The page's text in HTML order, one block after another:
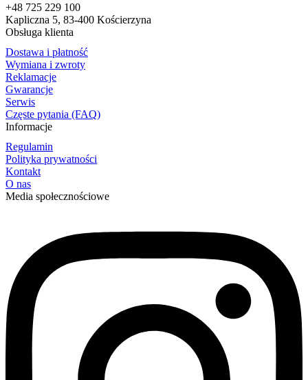
+48 725 229 100
Kapliczna 5, 83-400 Kościerzyna
Obsługa klienta
Dostawa i płatność
Wymiana i zwroty
Reklamacje
Gwarancje
Serwis
Częste pytania (FAQ)
Informacje
Regulamin
Polityka prywatności
Kontakt
O nas
Media społecznościowe